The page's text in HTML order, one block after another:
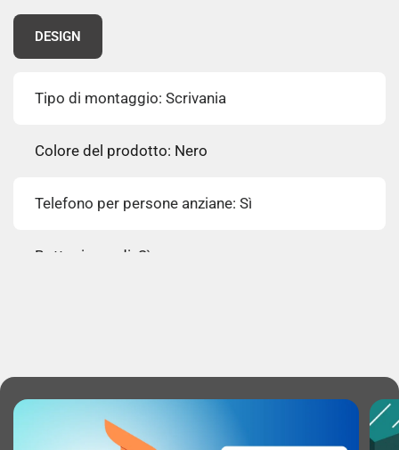
DESIGN
Tipo di montaggio: Scrivania
Colore del prodotto: Nero
Telefono per persone anziane: Sì
Bottoni grandi: Sì
Capacità rubrica: 99 voci